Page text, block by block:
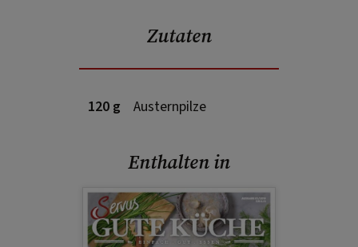
Zutaten
120 g Austernpilze
Enthalten in